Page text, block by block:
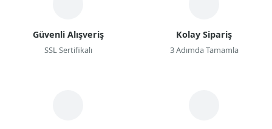
Güvenli Alışveriş
SSL Sertifikalı
Kolay Sipariş
3 Adımda Tamamla